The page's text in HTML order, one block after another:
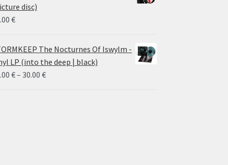
disc)
€
The Nocturnes Of Iswylm -
LP (into the deep | black)
€– 30.00€Price